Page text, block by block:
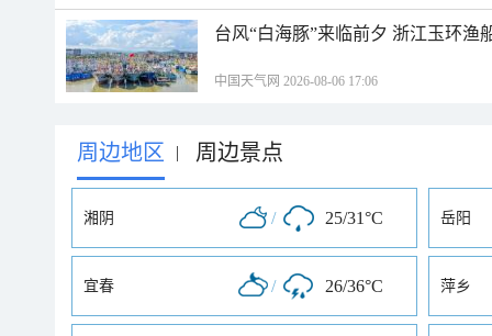
台风“白海豚”来临前夕 浙江玉环渔
中国天气网 2026-08-06 17:06
周边地区 | 周边景点
湘阴 / 25/31°C 岳阳
宜春 / 26/36°C 萍乡